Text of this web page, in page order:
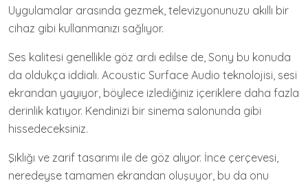
Uygulamalar arasında gezmek, televizyonunuzu akıllı bir
cihaz gibi kullanmanızı sağlıyor.
Ses kalitesi genellikle göz ardı edilse de, Sony bu konuda
da oldukça iddialı. Acoustic Surface Audio teknolojisi, sesi
ekrandan yayıyor, böylece izlediğiniz içeriklere daha fazla
derinlik katıyor. Kendinizi bir sinema salonunda gibi
hissedeceksiniz.
Şıklığı ve zarif tasarımı ile de göz alıyor. İnce çerçevesi,
neredeyse tamamen ekrandan oluşuyor, bu da onu